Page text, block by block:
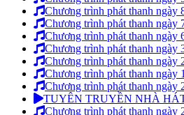
Chương trình phát thanh ngày
Chương trình phát thanh ngày
Chương trình phát thanh ngày
Chương trình phát thanh ngày
Chương trình phát thanh ngày
Chương trình phát thanh ngày
Chương trình phát thanh ngày
TUYÊN TRUYỀN NHÀ
Chương trình phát thanh ngày